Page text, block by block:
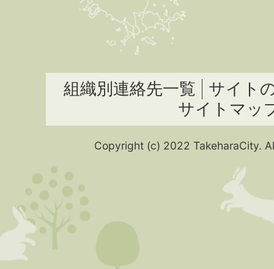
組織別連絡先一覧
サイト
サイトマッ
Copyright (c) 2022 TakeharaCity.